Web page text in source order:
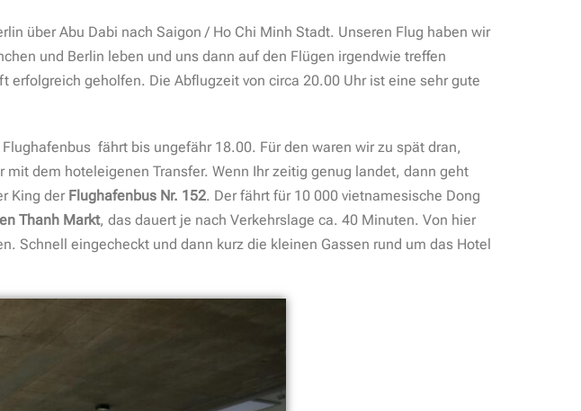
über Abu Dabi nach Saigon / Ho Chi Minh Stadt. Unseren Flug haben wir
und Berlin leben und uns dann auf den Flügen irgendwie treffen
geholfen. Die Abflugzeit von circa 20.00 Uhr ist eine sehr gute
fährt bis ungefähr 18.00. Für den waren wir zu spät dran,
dem hoteleigenen Transfer. Wenn Ihr zeitig genug landet, dann geht
King der Flughafenbus Nr. 152. Der fährt für 10 000 vietnamesische Dong
Thanh Markt, das dauert je nach Verkehrslage ca. 40 Minuten. Von hier
Schnell eingecheckt und dann kurz die kleinen Gassen rund um das Hotel